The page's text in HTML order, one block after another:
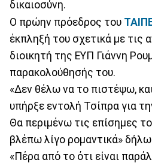
δικαιοσύνη.
Ο πρώην πρόεδρος του
έκπληξή του σχετικά με τις
διοικητή της ΕΥΠ Γιάννη
παρακολούθησής του.
«Δεν θέλω να το πιστέψω,
υπήρξε εντολή Τσίπρα για
Θα περιμένω τις επίσημες
βλέπω λίγο ρομαντικά»
«Πέρα από το ότι είναι